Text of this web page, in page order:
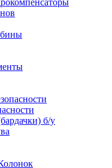
б/у